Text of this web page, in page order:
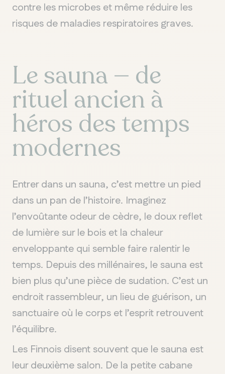
contre les microbes et même réduire les
risques de maladies respiratoires graves.
Le sauna — de
rituel ancien à
héros des temps
modernes
Entrer dans un sauna, c’est mettre un pied
dans un pan de l’histoire. Imaginez
l’envoûtante odeur de cèdre, le doux reflet
de lumière sur le bois et la chaleur
enveloppante qui semble faire ralentir le
temps. Depuis des millénaires, le sauna est
bien plus qu’une pièce de sudation. C’est un
endroit rassembleur, un lieu de guérison, un
sanctuaire où le corps et l’esprit retrouvent
l’équilibre.
Les Finnois disent souvent que le sauna est
leur deuxième salon. De la petite cabane